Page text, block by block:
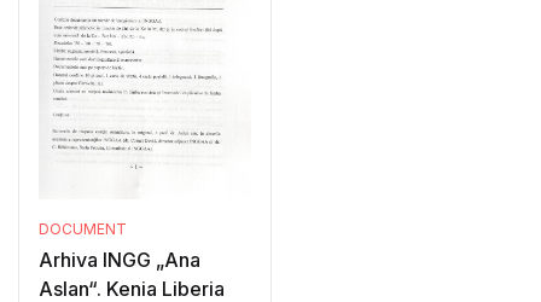
DOCUMENT
Arhiva INGG „Ana
Aslan“. Kenia Liberia